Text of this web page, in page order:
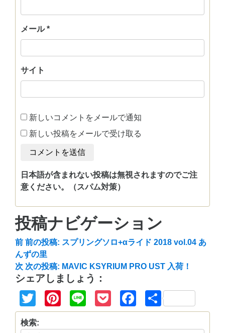
メール *
サイト
新しいコメントをメールで通知
新しい投稿をメールで受け取る
日本語が含まれない投稿は無視されますのでご注
意ください。（スパム対策）
投稿ナビゲーション
前 前の投稿: スプリングソロ+αライド 2018 vol.04 あ
んずの里
次 次の投稿: MAVIC KSYRIUM PRO UST 入荷！
シェアしましょう：
TwitterPinterest
Line PocketFacebook
共
有
検索: